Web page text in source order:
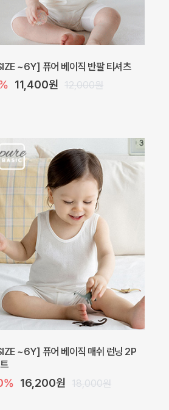
리 뷔스티에 미니 아기 원피스
20,800원 26,000원
27,200원 34,000원